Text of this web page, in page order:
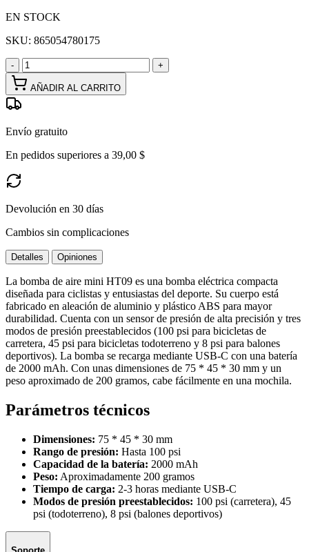
EN STOCK
SKU: 865054780175
- +
AÑADIR AL CARRITO
Envío gratuito
En pedidos superiores a 39,00 $
Devolución en 30 días
Cambios sin complicaciones
Detalles Opiniones
La bomba de aire mini HT09 es una bomba eléctrica compacta
diseñada para ciclistas y entusiastas del deporte. Su cuerpo está
fabricado en aleación de aluminio y plástico ABS para mayor
durabilidad. Cuenta con un sensor de presión de alta precisión y tres
modos de presión preestablecidos (100 psi para bicicletas de
carretera, 45 psi para bicicletas todoterreno y 8 psi para balones
deportivos). La bomba se recarga mediante USB‑C con una batería
de 2000 mAh. Con unas dimensiones de 75 * 45 * 30 mm y un
peso aproximado de 200 gramos, cabe fácilmente en una mochila.
Parámetros técnicos
Dimensiones: 75 * 45 * 30 mm
Rango de presión: Hasta 100 psi
Capacidad de la batería: 2000 mAh
Peso: Aproximadamente 200 gramos
Tiempo de carga: 2-3 horas mediante USB-C
Modos de presión preestablecidos: 100 psi (carretera), 45
psi (todoterreno), 8 psi (balones deportivos)